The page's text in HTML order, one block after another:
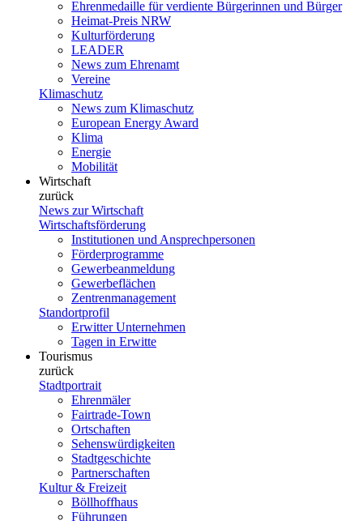
Ehrenmedaille für verdiente Bürgerinnen und Bürger
Heimat-Preis NRW
Kulturförderung
LEADER
News zum Ehrenamt
Vereine
Klimaschutz
News zum Klimaschutz
European Energy Award
Klima
Energie
Mobilität
Wirtschaft
zurück
News zur Wirtschaft
Wirtschaftsförderung
Institutionen und Ansprechpersonen
Förderprogramme
Gewerbeanmeldung
Gewerbeflächen
Zentrenmanagement
Standortprofil
Erwitter Unternehmen
Tagen in Erwitte
Tourismus
zurück
Stadtportrait
Ehrenmäler
Fairtrade-Town
Ortschaften
Sehenswürdigkeiten
Stadtgeschichte
Partnerschaften
Kultur & Freizeit
Böllhoffhaus
Führungen